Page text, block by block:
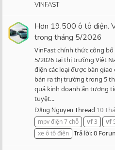
VINFAST
Hơn 19.500 ô tô điện.
trong tháng 5/2026
VinFast chính thức công
5/2026 tại thị trường Việt
điện các loại được bàn
bán ra thị trường trong 5
quả kinh doanh ấn tượng
tuyệt...
Đăng Nguyen Thread 10
mpv điện 7 chỗ
vf3 vf
xe ô tô điện Trả lời: 0